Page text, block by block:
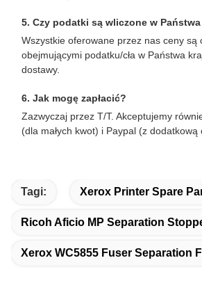
5. Czy podatki są wliczone w
Wszystkie oferowane przez nas ceny są
obejmującymi podatku/cła w Państwa
dostawy.
6. Jak mogę zapłacić?
Zazwyczaj przez T/T. Akceptujemy
(dla małych kwot) i Paypal (z dodatkową
Tagi: Xerox Printer Spare
Ricoh Aficio MP Separation
Xerox WC5855 Fuser Separation